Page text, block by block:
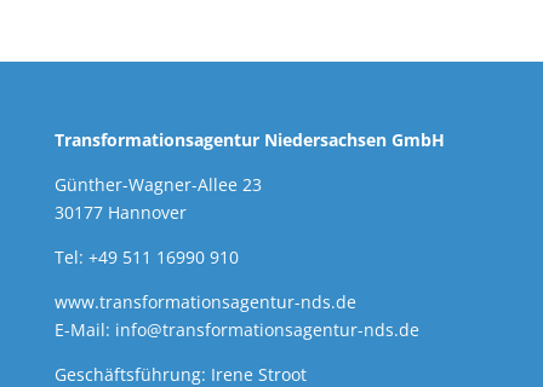
Transformationsagentur Niedersachsen GmbH
Günther-Wagner-Allee 23
30177 Hannover
Tel: +49 511 16990 910
www.transformationsagentur-nds.de
E-Mail: info@transformationsagentur-nds.de
Geschäftsführung: Irene Stroot